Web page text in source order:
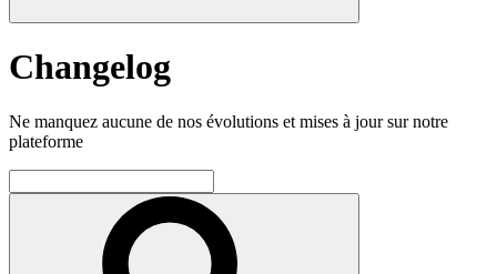
Changelog
Ne manquez aucune de nos évolutions et mises à jour sur notre
plateforme